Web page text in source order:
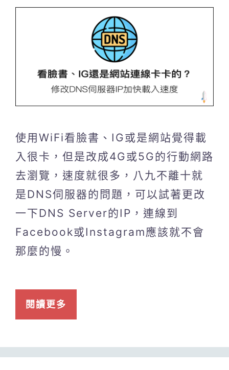
使用WiFi看臉書、IG或是網站覺得載
入很卡，但是改成4G或5G的行動網路
去瀏覽，速度就很多，八九不離十就
是DNS伺服器的問題，可以試著更改
一下DNS Server的IP，連線到
Facebook或Instagram應該就不會
那麼的慢。
閱讀更多